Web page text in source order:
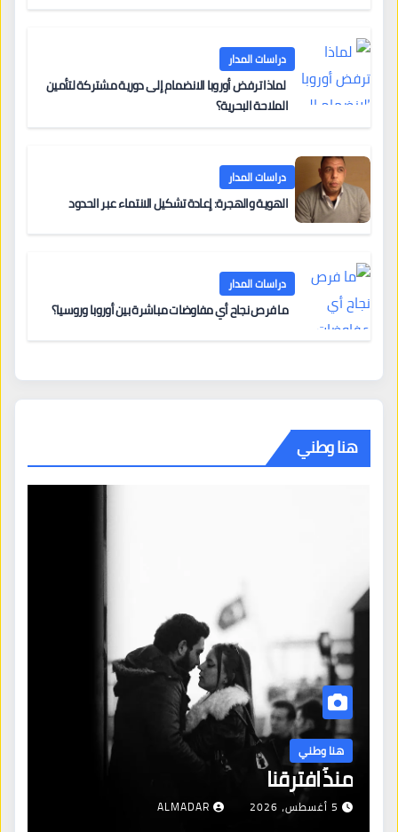
دراسات المدار
لماذا ترفض أوروبا الانضمام إلى دورية مشتركة لتأمين
الملاحة البحرية؟
دراسات المدار
الهوية والهجرة: إعادة تشكيل الانتماء عبر الحدود
دراسات المدار
ما فرص نجاح أي مفاوضات مباشرة بين أوروبا وروسيا؟
هنا وطني
هنا وطني
منذُ افترقنا
5 أغسطس، 2026 ALMADAR